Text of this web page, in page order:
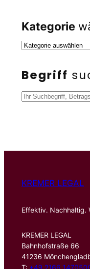
Kategorie
Begriff
S
n
KREMER LEGAL
Effektiv. Nachhaltig.
KREMER LEGAL
Bahnhofstraße 66
41236
T: +49 2166